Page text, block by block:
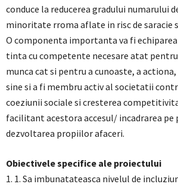
conduce la reducerea gradului numarului
minoritate rroma aflate in risc de saracie
O componenta importanta va fi
tinta cu competente necesare atat pentru
munca cat si pentru a cunoaste, a
sine si a fi membru activ al societatii
coeziunii sociale si cresterea
facilitant acestora accesul/ incadrarea pe
dezvoltarea propiilor afaceri.
Obiectivele specifice ale proiectului
1. 1. Sa imbunatateasca nivelul de